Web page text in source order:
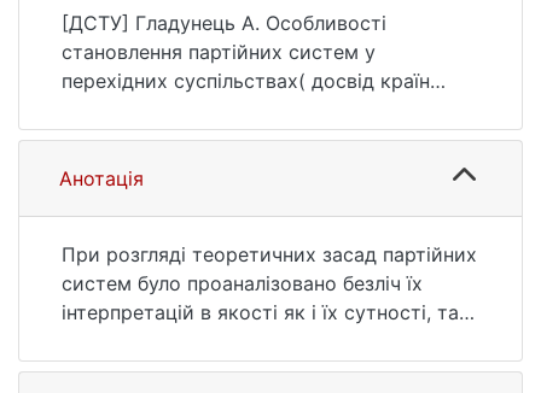
центрально-східної Європи та України)
[Бакалаврська робота, Київський
національний університет імені Тараса
Шевченка]. eKNUTSHIR.
https://ir.library.knu.ua/handle/123456789/23
[ДСТУ] Гладунець А. Особливості
становлення партійних систем у
перехідних суспільствах( досвід країн
кваліфікаційна робота бакалавра : 05
Соціальні та поведінкові науки. Київ, 2021.
54 с. URL:
61 (дата звернення: 25.07.2026).
Анотація
При розгляді теоретичних засад партійних
систем було проаналізовано безліч їх
інтерпретацій в якості як і їх сутності, так
функціонування. Було відмічено, що